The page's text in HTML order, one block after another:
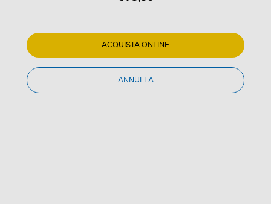
ACQUISTA ONLINE
ANNULLA